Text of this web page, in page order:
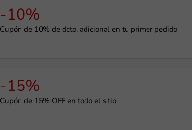
-10%
Cupón de 10% de dcto. adicional en tu primer pedido
-15%
Cupón de 15% OFF en todo el sitio